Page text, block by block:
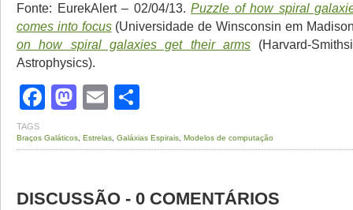
Fonte: EurekAlert – 02/04/13.Puzzle of how spiral
comes into focus(Universidade de Winsconsin em
on how spiral galaxies get their arms (Harvard-
Astrophysics).
Facebook
Mastodon
Email
TAGS
Braços Galáticos, Estrelas, Galáxias Espirais, Modelos de computação
DISCUSSÃO - 0 COMENTÁRIOS